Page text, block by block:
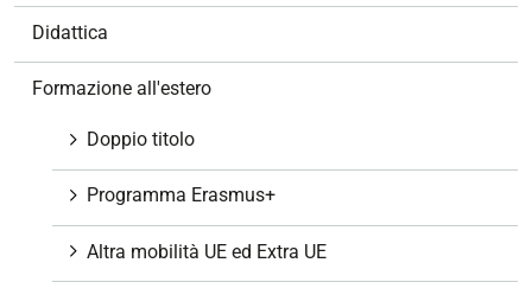
Didattica
Formazione all'estero
Doppio titolo
Programma Erasmus+
Altra mobilità UE ed Extra UE